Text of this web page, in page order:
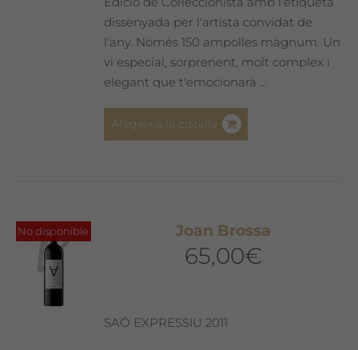
dissenyada per l'artista convidat de
l'any. Només 150 ampolles màgnum. Un
vi especial, sorprenent, molt complex i
elegant que t'emocionarà ...
Afegeix a la cistella
No disponible Joan Brossa
65,00€
SAÓ EXPRESSIU 2011